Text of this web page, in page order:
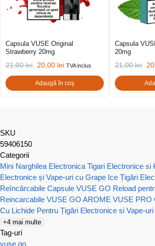
Capsula VUSE Original
Strawberry 20mg
21,00lei 20,00 lei TVA inclus
Adaugă în coș
Capsula
20mg
21,00lei
SKU
59406150
Categorii
Mini Narghilea Electronica Tigari Electronice si
Electronice și Vape-uri cu Grape Ice Țigări
Reîncărcabile Capsule VUSE GO Reload
Reincarcabile VUSE GO AROME VUSE PRO
Cu Lichide Pentru Țigări Electronice si Vape-uri
+4 mai multe
Tag-uri
vuse go